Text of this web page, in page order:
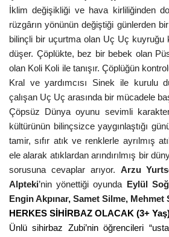
İklim değişikliği ve hava kirliliğinden
rüzgârın yönünün değiştiği günlerden
bilinçli bir uçurtma olan Uç Uç kuyruğu
düşer. Çöplükte, bez bir bebek olan
olan Koli Koli ile tanışır. Çöplüğün
Kral ve yardımcısı Sinek ile kurulu
çalışan Uç Uç arasında bir mücadele
Çöpsüz Dünya oyunu sevimli
kültürünün bilinçsizce yaygınlaştığı
tamir, sıfır atık ve renklerle ayrılmış
ele alarak atıklardan arındırılmış bir
sorusuna cevaplar arıyor. Arzu
Alpteki’nin yönettiği oyunda
Eylül
Engin Akpınar, Samet Silme, Mehmet
HERKES SİHİRBAZ OLACAK (3+
Ünlü sihirbaz Zubi’nin öğrencileri